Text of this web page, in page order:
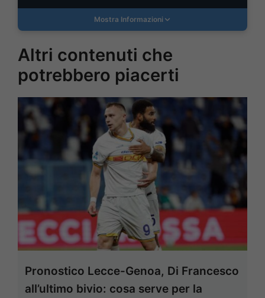
Mostra Informazioni
Altri contenuti che
potrebbero piacerti
Pronostico Lecce-Genoa, Di Francesco
all’ultimo bivio: cosa serve per la